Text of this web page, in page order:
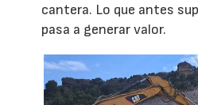
cantera. Lo que antes
pasa a generar valor.